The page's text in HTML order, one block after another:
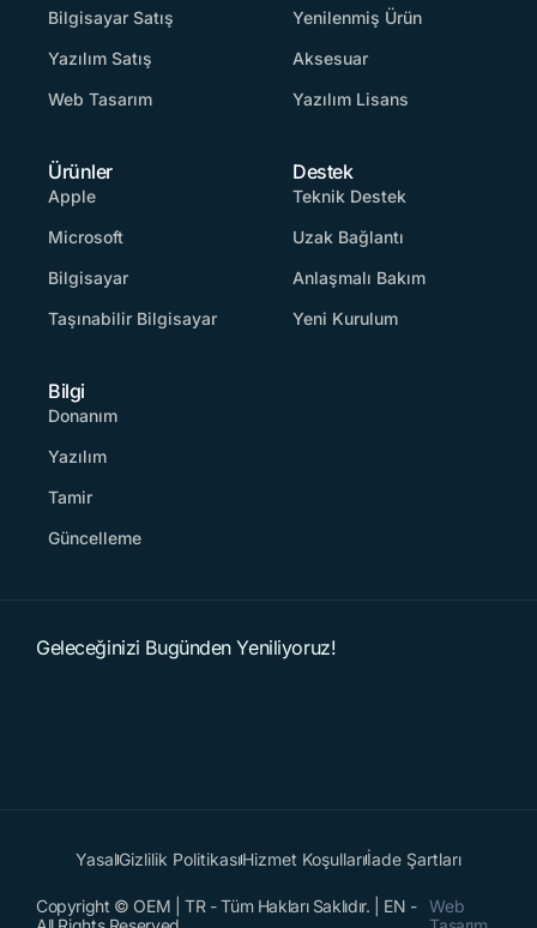
Bilgisayar Satış
Yazılım Satış
Web Tasarım
Yenilenmiş Ürün
Aksesuar
Yazılım Lisans
Ürünler
Apple
Microsoft
Bilgisayar
Taşınabilir Bilgisayar
Destek
Teknik Destek
Uzak Bağlantı
Anlaşmalı Bakım
Yeni Kurulum
Bilgi
Donanım
Yazılım
Tamir
Güncelleme
Geleceğinizi Bugünden Yeniliyoruz!
Copyright © OEM | TR - Tüm Hakları Saklıdır. | EN -
Web
YasalGizlilik PolitikasıHizmet Koşullarıİade Şartları